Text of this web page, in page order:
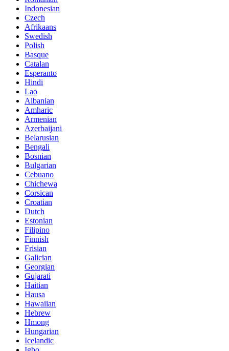
Indonesian
Czech
Afrikaans
Swedish
Polish
Basque
Catalan
Esperanto
Hindi
Lao
Albanian
Amharic
Armenian
Azerbaijani
Belarusian
Bengali
Bosnian
Bulgarian
Cebuano
Chichewa
Corsican
Croatian
Dutch
Estonian
Filipino
Finnish
Frisian
Galician
Georgian
Gujarati
Haitian
Hausa
Hawaiian
Hebrew
Hmong
Hungarian
Icelandic